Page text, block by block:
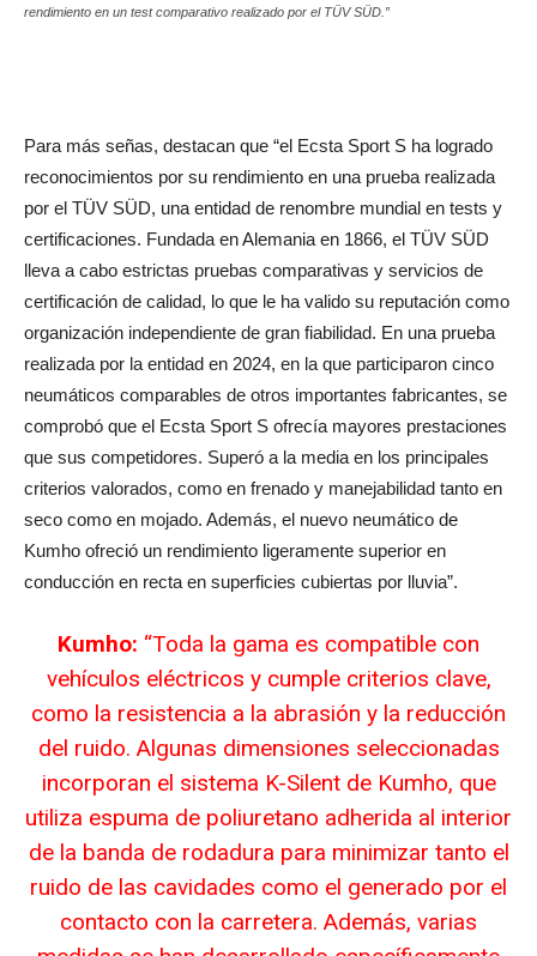
rendimiento en un test comparativo realizado por el TÜV SÜD.”
Para más señas, destacan que “el Ecsta Sport S ha logrado
reconocimientos por su rendimiento en una prueba realizada
por el TÜV SÜD, una entidad de renombre mundial en tests y
certificaciones. Fundada en Alemania en 1866, el TÜV SÜD
lleva a cabo estrictas pruebas comparativas y servicios de
certificación de calidad, lo que le ha valido su reputación como
organización independiente de gran fiabilidad. En una prueba
realizada por la entidad en 2024, en la que participaron cinco
neumáticos comparables de otros importantes fabricantes, se
comprobó que el Ecsta Sport S ofrecía mayores prestaciones
que sus competidores. Superó a la media en los principales
criterios valorados, como en frenado y manejabilidad tanto en
seco como en mojado. Además, el nuevo neumático de
Kumho ofreció un rendimiento ligeramente superior en
conducción en recta en superficies cubiertas por lluvia”.
Kumho: “Toda la gama es compatible con
vehículos eléctricos y cumple criterios clave,
como la resistencia a la abrasión y la reducción
del ruido. Algunas dimensiones seleccionadas
incorporan el sistema K-Silent de Kumho, que
utiliza espuma de poliuretano adherida al interior
de la banda de rodadura para minimizar tanto el
ruido de las cavidades como el generado por el
contacto con la carretera. Además, varias